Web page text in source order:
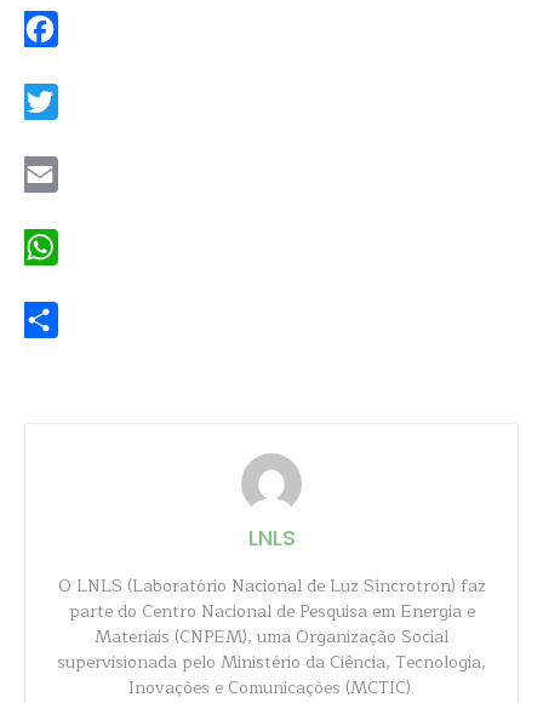
LNLS
O LNLS (Laboratório Nacional de Luz Síncrotron) faz
parte do Centro Nacional de Pesquisa em Energia e
Materiais (CNPEM), uma Organização Social
supervisionada pelo Ministério da Ciência, Tecnologia,
Inovações e Comunicações (MCTIC).